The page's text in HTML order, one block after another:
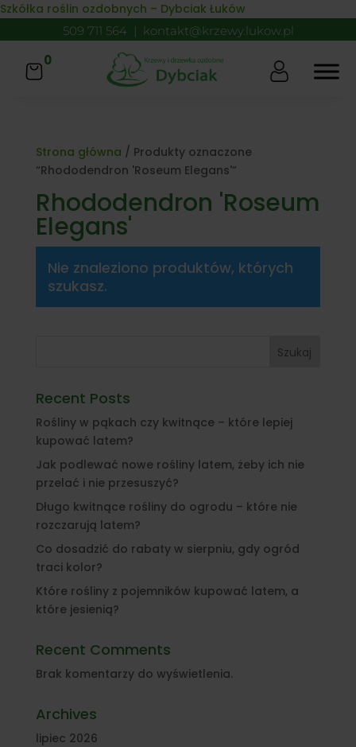
Skip to content
Szkółka roślin ozdobnych – Dybciak Łuków
509 711 564 | kontakt@krzewy.lukow.pl
0
Strona główna / Produkty oznaczone
“Rhododendron 'Roseum Elegans'”
Rhododendron 'Roseum
Elegans'
Nie znaleziono produktów, których
szukasz.
Szukaj
Recent Posts
Rośliny w pąkach czy kwitnące – które lepiej
kupować latem?
Jak podlewać nowe rośliny latem, żeby ich nie
przelać i nie przesuszyć?
Długo kwitnące rośliny do ogrodu – które nie
rozczarują latem?
Co dosadzić do rabaty w sierpniu, gdy ogród
traci kolor?
Które rośliny z pojemników kupować latem, a
które jesienią?
Recent Comments
Brak komentarzy do wyświetlenia.
Archives
lipiec 2026